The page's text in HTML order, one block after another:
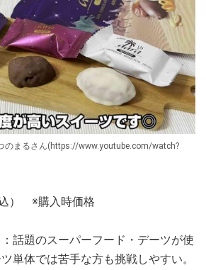
のまるさん(https://www.youtube.com/watch?
） ※購入時価格
話題のスーパーフード・デーツが使
単体では苦手な方も挑戦しやすい。